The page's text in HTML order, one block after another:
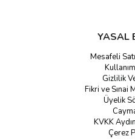
YASAL
Mesafeli
Gizlilik
Fikri ve Sınai
Üyelik
KVKK
Çerez